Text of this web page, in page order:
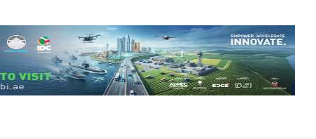
فإن الجمع بين
قدرة طائرة
أوريون على
التحليق…
للمزيد